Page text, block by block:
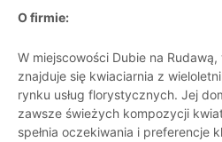
O firmie:
W miejscowości Dubie na
znajduje się kwiaciarnia z
rynku usług florystycznych. Jej
zawsze świeżych kompozycji
spełnia oczekiwania i preferencje